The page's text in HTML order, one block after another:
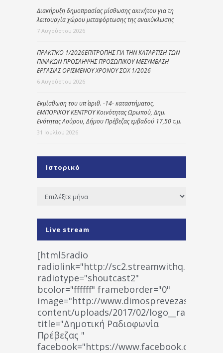
Διακήρυξη δημοπρασίας μίσθωσης ακινήτου για τη
λειτουργία χώρου μεταφόρτωσης της ανακύκλωσης
7 Αυγούστου 2026
ΠΡΑΚΤΙΚΟ 1/2026ΕΠΙΤΡΟΠΗΣ ΓΙΑ ΤΗΝ ΚΑΤΑΡΤΙΣΗ ΤΩΝ
ΠΙΝΑΚΩΝ ΠΡΟΣΛΗΨΗΣ ΠΡΟΣΩΠΙΚΟΥ ΜΕΣΥΜΒΑΣΗ
ΕΡΓΑΣΙΑΣ ΟΡΙΣΜΕΝΟΥ ΧΡΟΝΟΥ ΣΟΧ 1/2026
6 Αυγούστου 2026
Εκμίσθωση του υπ΄ αριθ. -14- καταστήματος,
ΕΜΠΟΡΙΚΟΥ ΚΕΝΤΡΟΥ Κοινότητας Ωρωπού, Δημ.
Ενότητας Λούρου, Δήμου Πρέβεζας εμβαδού 17,50 τ.μ.
31 Ιουλίου 2026
Ιστορικό
Ιστορικό
Live stream
[html5radio
radiolink="http://
radiotype="shoutcast2"
bcolor="ffffff" frameborder="0"
image="http://www.dimosprevezas.gr/wp-
content/uploads/2017/02/
title="Δημοτική Ραδιοφωνία
Πρέβεζας "
facebook="https://www.facebook.com/